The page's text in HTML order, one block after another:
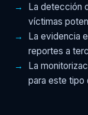
La detección
víctimas
La evidencia
reportes a
La
para este tipo